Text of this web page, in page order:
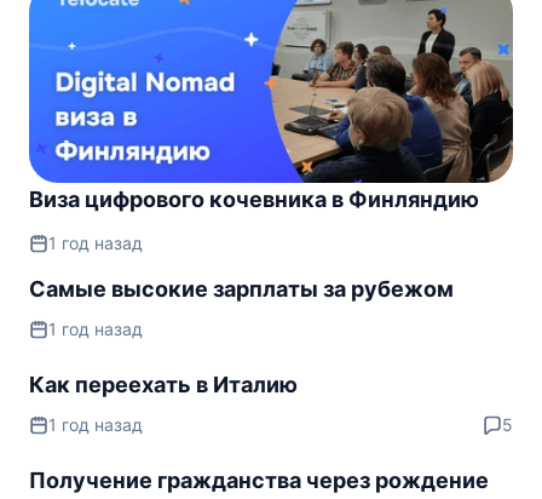
1 год назад
Виза цифрового кочевника в Финляндию
Самые высокие зарплаты за рубежом
1 год назад
Как переехать в Италию
1 год назад 5
Получение гражданства через рождение